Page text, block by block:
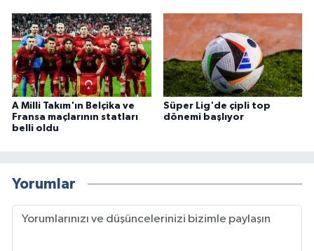
A Milli Takım'ın Belçika ve
Fransa maçlarının statları
belli oldu
Süper Lig'de çipli top
dönemi başlıyor
Yorumlar